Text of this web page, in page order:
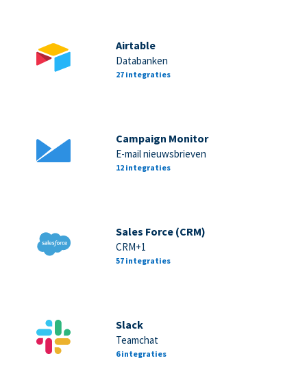
Airtable
Databanken
27 integraties
Campaign Monitor
E-mail nieuwsbrieven
12 integraties
Sales Force (CRM)
CRM+1
57 integraties
Slack
Teamchat
6 integraties